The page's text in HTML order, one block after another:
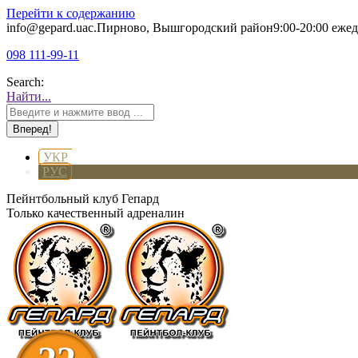
Перейти к содержанию
info@gepard.uaс.Пирново, Вышгородский район9:00-20:00
098 111-99-11
Search:
Найти...
УКР
РУС
Пейнтбольный клуб Гепард
Только качественный адреналин